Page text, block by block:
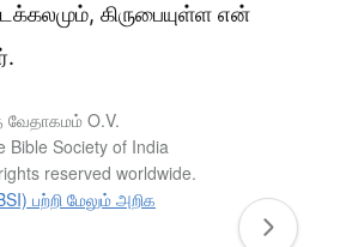
கிருபையுள்ள என்
வேதாகமம் O.V.
Bible Society of India
reserved worldwide.
பற்றி மேலும் அறிக